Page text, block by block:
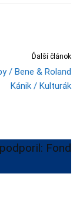
Ďalší článok
/ Bene & Roland
Kánik / Kulturák
Fond